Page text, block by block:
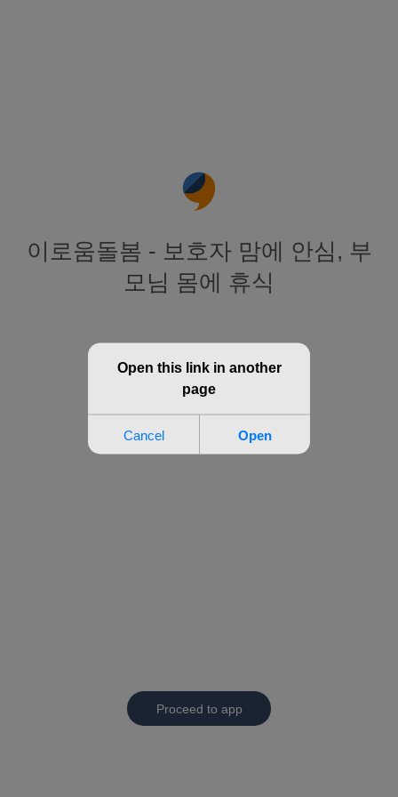
이로움돌봄 - 보호자 맘에 안심, 부
모님 몸에 휴식
Proceed to app